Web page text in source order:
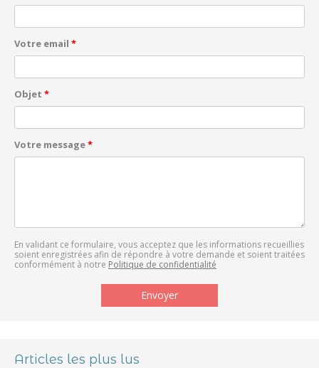
Votre email *
Objet *
Votre message*
En validant ce formulaire, vous acceptez que les informations recueillies
soient enregistrées afin de répondre à votre demande et soient traitées
conformément à notre Politique de confidentialité
Articles les plus lus